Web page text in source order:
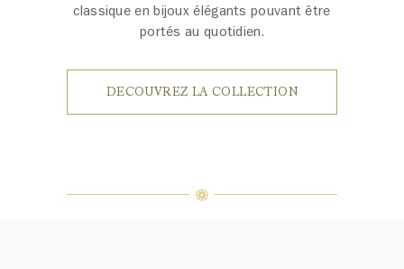
classique en bijoux élégants pouvant être
portés au quotidien.
DECOUVREZ LA COLLECTION